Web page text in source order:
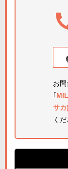
お問
サカ
くだ